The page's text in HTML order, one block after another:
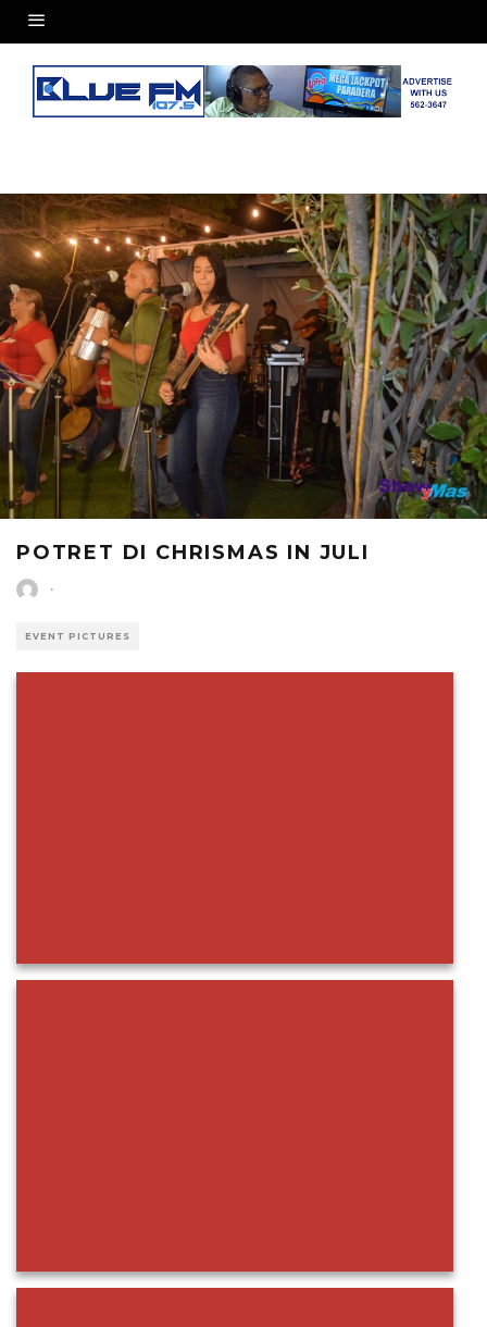
POTRET DI CHRISMAS IN JULI
·
EVENT PICTURES